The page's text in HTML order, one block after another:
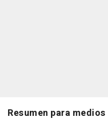
Resumen para medios